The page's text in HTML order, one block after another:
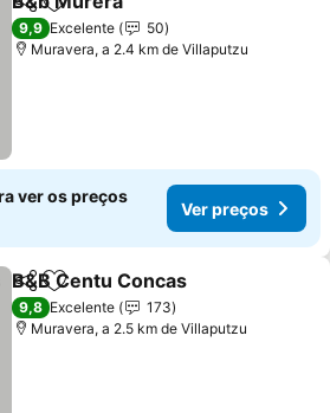
PartilharAdicionar aos favoritos
9,9 Excelente
50
Muravera, a 2.4 km de Villaputzu
ver os preços
Ver preços
PartilharAdicionar aos favoritos
B&B Centu Concas
9,8 Excelente
173
Muravera, a 2.5 km de Villaputzu